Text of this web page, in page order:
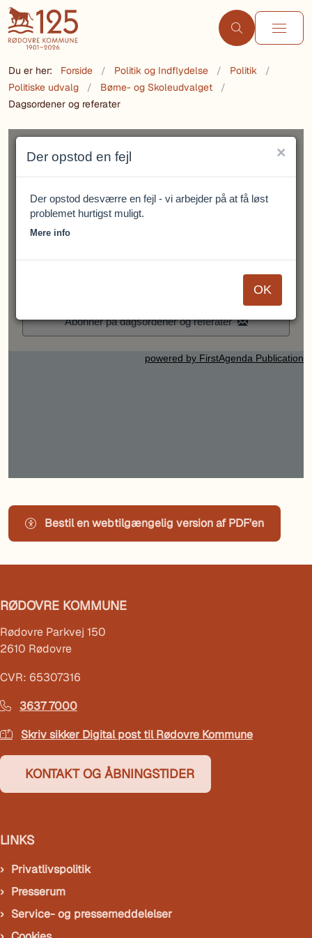
Du er her: Forside Politik og Indflydelse
Politik
Politiske udvalg
Børne- og Skoleudvalget
Dagsordener og referater
Bestil en webtilgængelig version af PDF'en
RØDOVRE KOMMUNE
Rødovre Parkvej 150
2610 Rødovre
CVR: 65307316
3637 7000
Skriv sikker Digital post til Rødovre Kommune
KONTAKT OG ÅBNINGSTIDER
LINKS
Privatlivspolitik
Presserum
Service- og pressemeddelelser